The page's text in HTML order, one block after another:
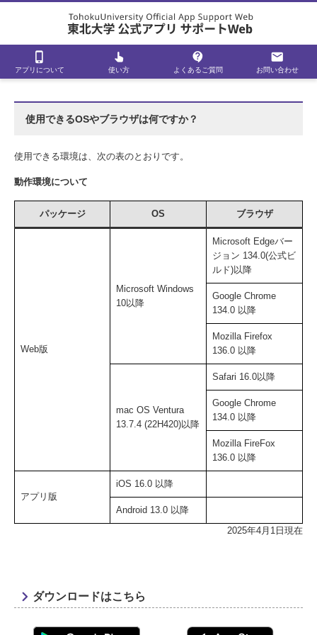
phone_iphone
アプリについて
pan_tool_alt
使い方
contact_support
よくあるご質問
mail
お問い合わせ
使用できるOSやブラウザは何ですか？
使用できる環境は、次の表のとおりです。
動作環境について
パッケージ OS ブラウザ
Web版
Microsoft Windows
10以降
Microsoft Edgeバー
ジョン 134.0(公式ビ
ルド)以降
Google Chrome
134.0 以降
Mozilla Firefox
136.0 以降
mac OS Ventura
13.7.4 (22H420)以降
Safari 16.0以降
Google Chrome
134.0 以降
Mozilla FireFox
136.0 以降
アプリ版
iOS 16.0 以降
Android 13.0 以降
2025年4月1日現在
ダウンロードはこちら